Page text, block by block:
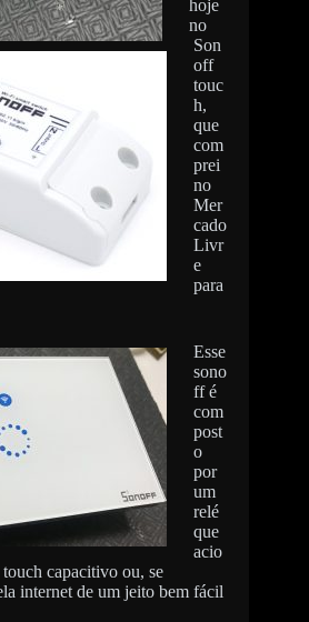
hoje
no
Son
off
touc
h,
que
com
prei
no
Mer
cado
Livr
e
para
Esse
sono
ff é
com
post
o
por
um
relé
que
acio
capacitivo ou, se
internet de um jeito bem fácil